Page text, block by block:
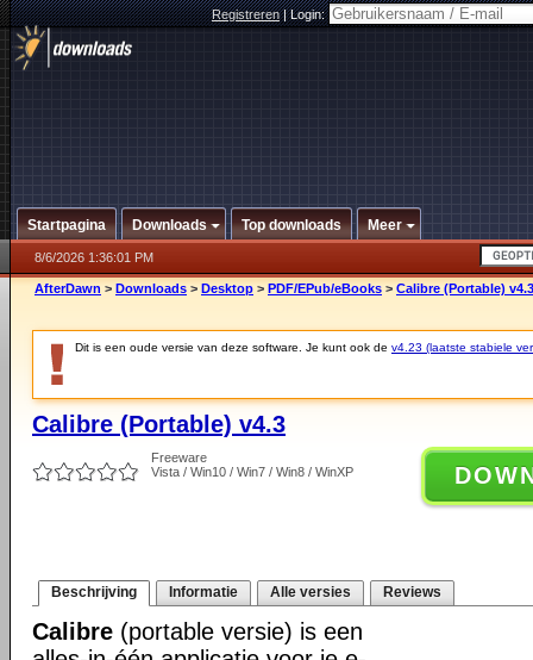
Registreren|Login:
Startpagina Downloads Top downloads Meer
8/6/2026 1:36:01 PM
AfterDawn > Downloads > Desktop > PDF/EPub/eBooks > Calibre (Portable) v4.3
Dit is een oude versie van deze software. Je kunt ook de v4.23 (laatste stabiele
Calibre (Portable) v4.3
Freeware
Vista / Win10 / Win7 / Win8 / WinXP
Beschrijving Informatie Alle versies Reviews
Calibre (portable versie) is een